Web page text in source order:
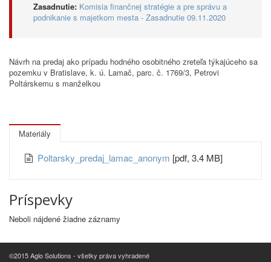
Zasadnutie: Komisia finančnej stratégie a pre správu a
podnikanie s majetkom mesta - Zasadnutie 09.11.2020
Návrh na predaj ako prípadu hodného osobitného zreteľa týkajúceho sa
pozemku v Bratislave, k. ú. Lamač, parc. č. 1769/3, Petrovi
Poltárskemu s manželkou
Materiály
Poltarsky_predaj_lamac_anonym [pdf, 3.4 MB]
Príspevky
Neboli nájdené žiadne záznamy
©2015 Aglo Solutions - všetky práva vyhradené